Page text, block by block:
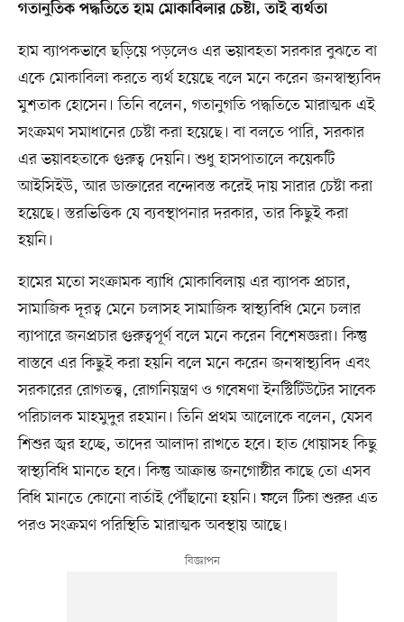
গতানুতিক পদ্ধতিতে হাম মোকাবিলার চেষ্টা, তাই ব্যর্থতা
হাম ব্যাপকভাবে ছড়িয়ে পড়লেও এর ভয়াবহতা সরকার বুঝতে বা
একে মোকাবিলা করতে ব্যর্থ হয়েছে বলে মনে করেন জনস্বাস্থ্যবিদ
মুশতাক হোসেন। তিনি বলেন, গতানুগতি পদ্ধতিতে মারাত্মক এই
সংক্রমণ সমাধানের চেষ্টা করা হয়েছে। বা বলতে পারি, সরকার
এর ভয়াবহতাকে গুরুত্ব দেয়নি। শুধু হাসপাতালে কয়েকটি
আইসিইউ, আর ডাক্তারের বন্দোবস্ত করেই দায় সারার চেষ্টা করা
হয়েছে। স্তরভিত্তিক যে ব্যবস্থাপনার দরকার, তার কিছুই করা
হয়নি।
হামের মতো সংক্রামক ব্যাধি মোকাবিলায় এর ব্যাপক প্রচার,
সামাজিক দূরত্ব মেনে চলাসহ সামাজিক স্বাস্থ্যবিধি মেনে চলার
ব্যাপারে জনপ্রচার গুরুত্বপূর্ণ বলে মনে করেন বিশেষজ্ঞরা। কিন্তু
বাস্তবে এর কিছুই করা হয়নি বলে মনে করেন জনস্বাস্থ্যবিদ এবং
সরকারের রোগতত্ত্ব, রোগনিয়ন্ত্রণ ও গবেষণা ইনস্টিটিউটের সাবেক
পরিচালক মাহমুদুর রহমান। তিনি প্রথম আলোকে বলেন, যেসব
শিশুর জ্বর হচ্ছে, তাদের আলাদা রাখতে হবে। হাত ধোয়াসহ কিছু
স্বাস্থ্যবিধি মানতে হবে। কিন্তু আক্রান্ত জনগোষ্ঠীর কাছে তো এসব
বিধি মানতে কোনো বার্তাই পৌঁছানো হয়নি। ফলে টিকা শুরুর এত
পরও সংক্রমণ পরিস্থিতি মারাত্মক অবস্থায় আছে।